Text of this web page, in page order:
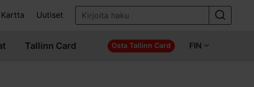
Kartta Uutiset
Tallinn Card Osta Tallinn Card FIN